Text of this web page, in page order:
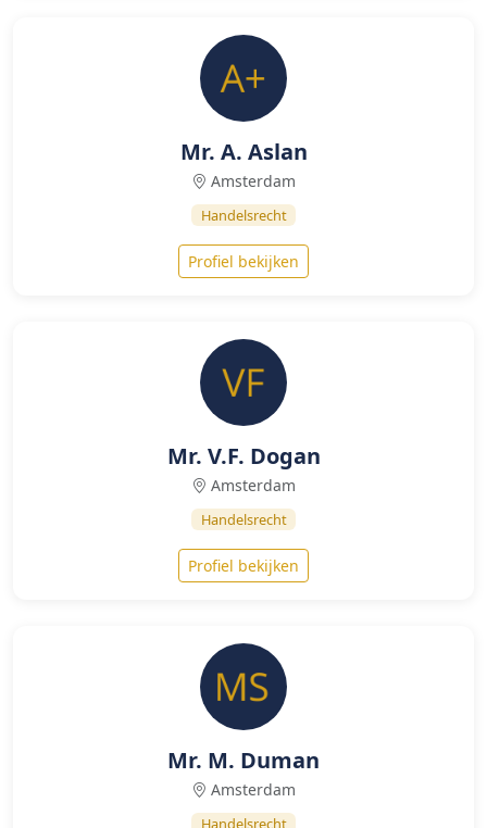
Mr. A. Aslan
Amsterdam
Handelsrecht
Profiel bekijken
Mr. V.F. Dogan
Amsterdam
Handelsrecht
Profiel bekijken
Mr. M. Duman
Amsterdam
Handelsrecht